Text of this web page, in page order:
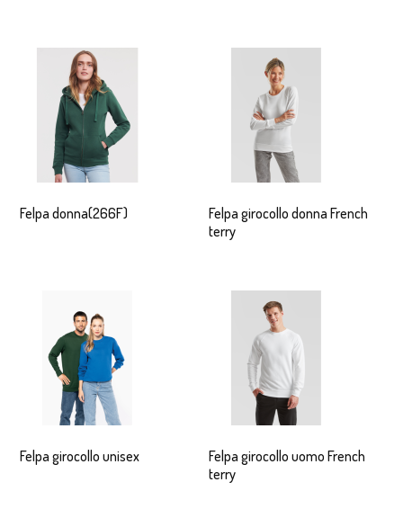
Felpa donna(266F)
Felpa girocollo donna French
terry
Felpa girocollo unisex
Felpa girocollo uomo French
terry